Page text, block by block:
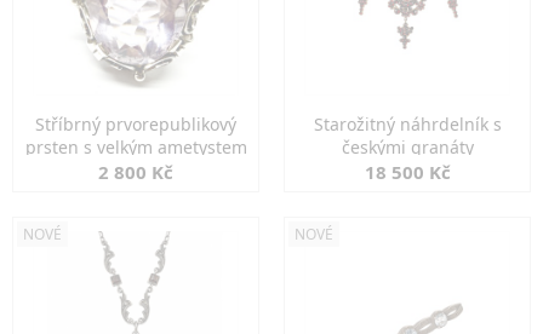
Stříbrný prvorepublikový
prsten s velkým ametystem
2 800 Kč
Starožitný náhrdelník s
českými granáty
18 500 Kč
NOVÉ NOVÉ